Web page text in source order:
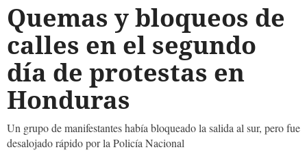
Quemas y bloqueos de
calles en el segundo
día de protestas en
Honduras
Un grupo de manifestantes había bloqueado la salida al sur, pero fue
desalojado rápido por la Policía Nacional